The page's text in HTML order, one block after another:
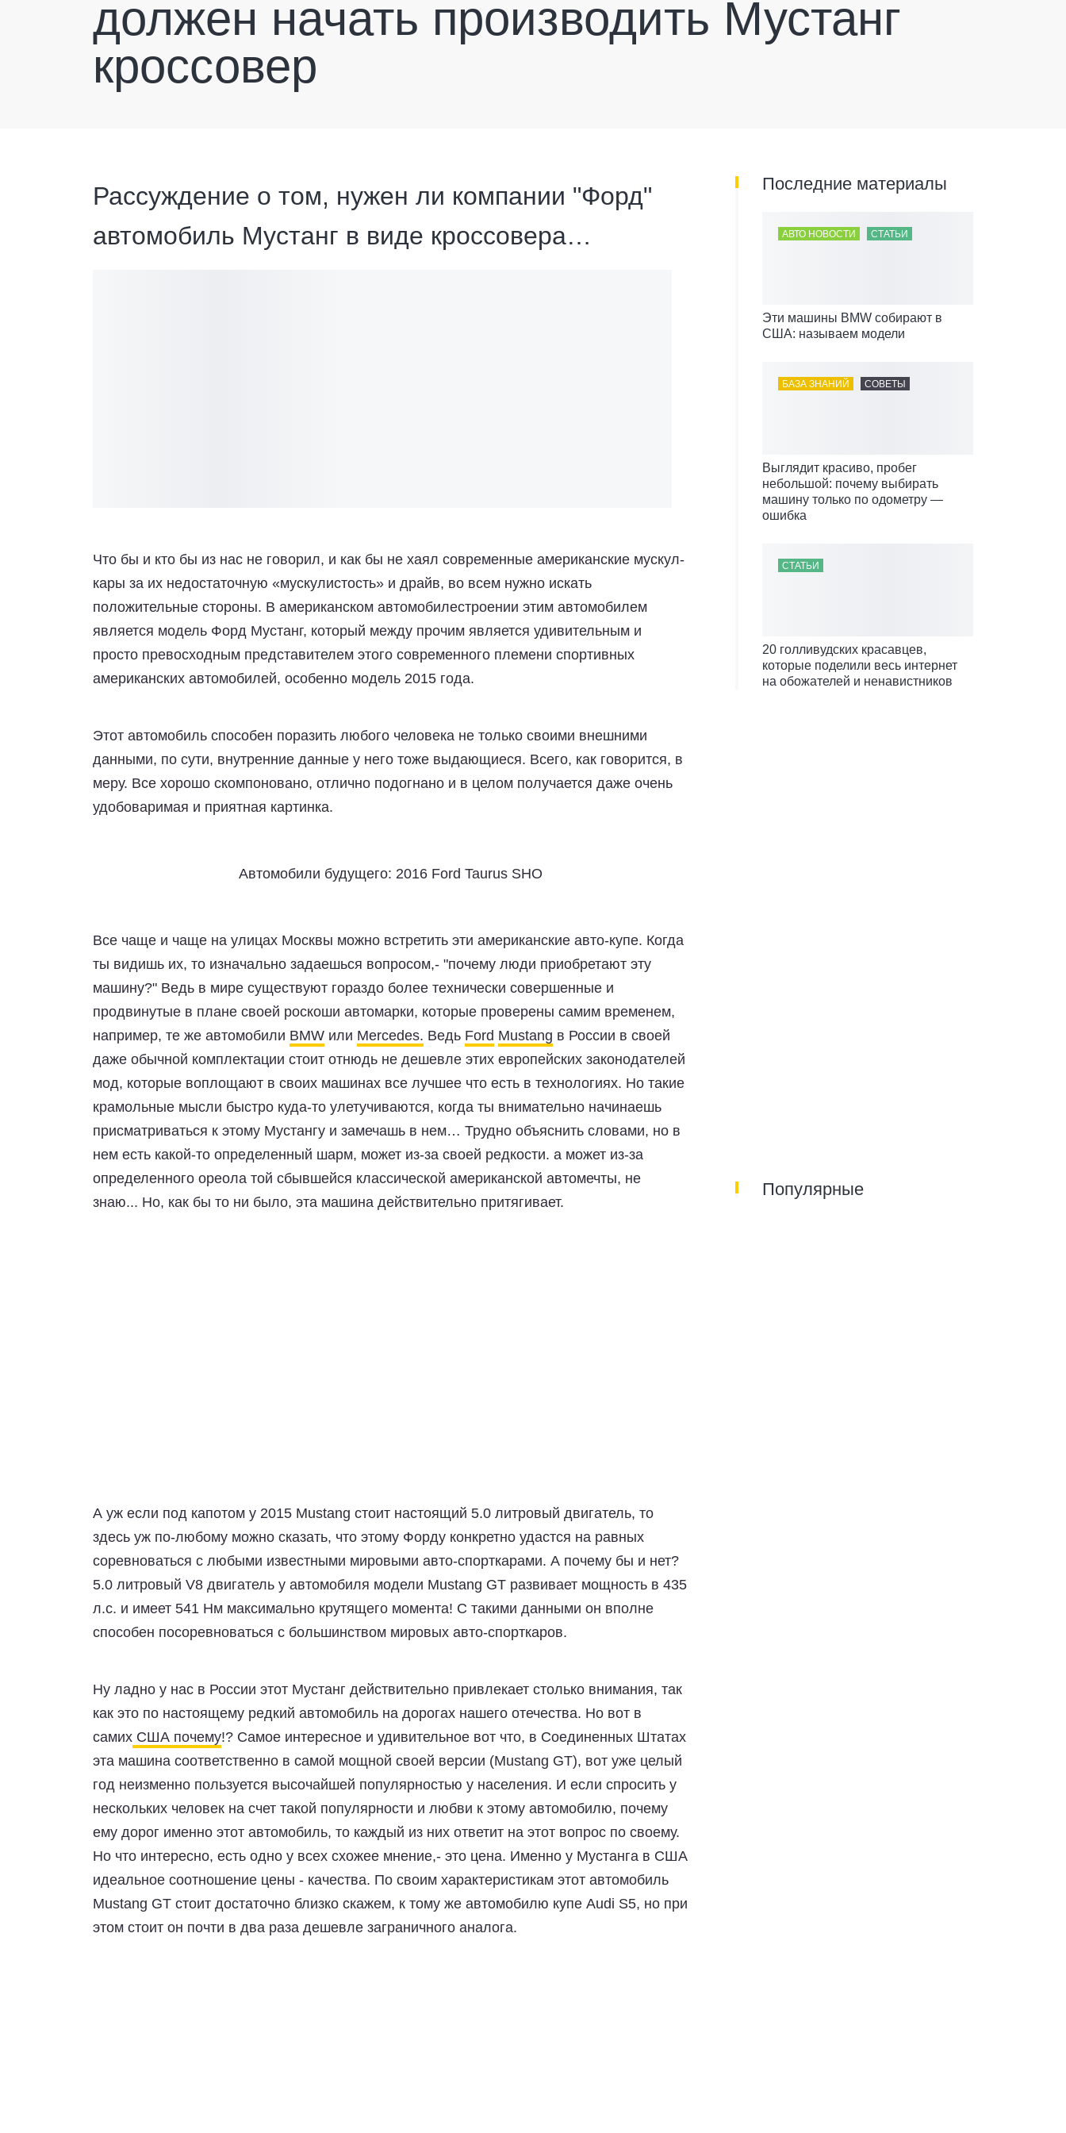
должен начать производить Мустанг
кроссовер
Рассуждение о том, нужен ли компании "Форд"
автомобиль Мустанг в виде кроссовера…
Что бы и кто бы из нас не говорил, и как бы не хаял современные американские мускул-
кары за их недостаточную «мускулистость» и драйв, во всем нужно искать
положительные стороны. В американском автомобилестроении этим автомобилем
является модель Форд Мустанг, который между прочим является удивительным и
просто превосходным представителем этого современного племени спортивных
американских автомобилей, особенно модель 2015 года.
Этот автомобиль способен поразить любого человека не только своими внешними
данными, по сути, внутренние данные у него тоже выдающиеся. Всего, как говорится, в
меру. Все хорошо скомпоновано, отлично подогнано и в целом получается даже очень
удобоваримая и приятная картинка.
Автомобили будущего: 2016 Ford Taurus SHO
Все чаще и чаще на улицах Москвы можно встретить эти американские авто-купе. Когда
ты видишь их, то изначально задаешься вопросом,- "почему люди приобретают эту
машину?" Ведь в мире существуют гораздо более технически совершенные и
продвинутые в плане своей роскоши автомарки, которые проверены самим временем,
например, те же автомобили BMW или Mercedes. Ведь Ford Mustang в России в своей
даже обычной комплектации стоит отнюдь не дешевле этих европейских законодателей
мод, которые воплощают в своих машинах все лучшее что есть в технологиях. Но такие
крамольные мысли быстро куда-то улетучиваются, когда ты внимательно начинаешь
присматриваться к этому Мустангу и замечашь в нем… Трудно объяснить словами, но в
нем есть какой-то определенный шарм, может из-за своей редкости. а может из-за
определенного ореола той сбывшейся классической американской автомечты, не
знаю... Но, как бы то ни было, эта машина действительно притягивает.
А уж если под капотом у 2015 Mustang стоит настоящий 5.0 литровый двигатель, то
здесь уж по-любому можно сказать, что этому Форду конкретно удастся на равных
соревноваться с любыми известными мировыми авто-спорткарами. А почему бы и нет?
5.0 литровый V8 двигатель у автомобиля модели Mustang GT развивает мощность в 435
л.с. и имеет 541 Нм максимально крутящего момента! С такими данными он вполне
способен посоревноваться с большинством мировых авто-спорткаров.
Ну ладно у нас в России этот Мустанг действительно привлекает столько внимания, так
как это по настоящему редкий автомобиль на дорогах нашего отечества. Но вот в
самих США почему!? Самое интересное и удивительное вот что, в Соединенных Штатах
эта машина соответственно в самой мощной своей версии (Mustang GT), вот уже целый
год неизменно пользуется высочайшей популярностью у населения. И если спросить у
нескольких человек на счет такой популярности и любви к этому автомобилю, почему
ему дорог именно этот автомобиль, то каждый из них ответит на этот вопрос по своему.
Но что интересно, есть одно у всех схожее мнение,- это цена. Именно у Мустанга в США
идеальное соотношение цены - качества. По своим характеристикам этот автомобиль
Mustang GT стоит достаточно близко скажем, к тому же автомобилю купе Audi S5, но при
этом стоит он почти в два раза дешевле заграничного аналога.
Последние материалы
АВТО НОВОСТИ СТАТЬИ
Эти машины BMW собирают в
США: называем модели
БАЗА ЗНАНИЙ СОВЕТЫ
Выглядит красиво, пробег
небольшой: почему выбирать
машину только по одометру —
ошибка
СТАТЬИ
20 голливудских красавцев,
которые поделили весь интернет
на обожателей и ненавистников
Популярные